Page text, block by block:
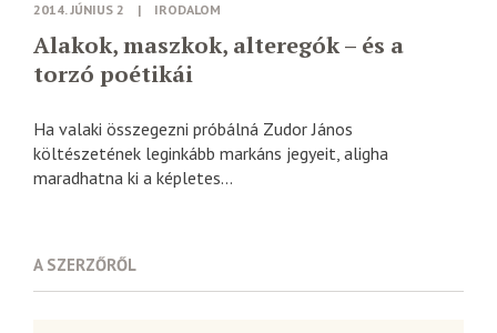
2014. JÚNIUS 2 | IRODALOM
Alakok, maszkok, alteregók – és a
torzó poétikái
Ha valaki összegezni próbálná Zudor János
költészetének leginkább markáns jegyeit, aligha
maradhatna ki a képletes...
A SZERZŐRŐL